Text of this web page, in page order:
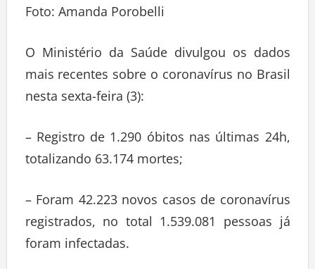
Foto: Amanda Porobelli
O Ministério da Saúde divulgou os dados
mais recentes sobre o coronavírus no Brasil
nesta sexta-feira (3):
– Registro de 1.290 óbitos nas últimas 24h,
totalizando 63.174 mortes;
– Foram 42.223 novos casos de coronavírus
registrados, no total 1.539.081 pessoas já
foram infectadas.